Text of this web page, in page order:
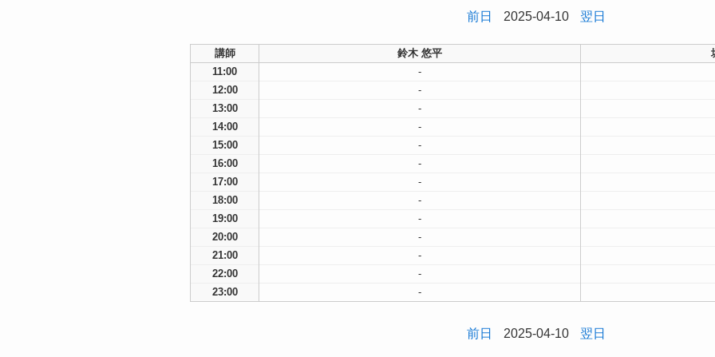
前日 2025-04-10 翌日
講師 鈴木 悠平
11:00
-
12:00
-
13:00
-
14:00
-
15:00
-
16:00
-
17:00
-
18:00
-
19:00
-
20:00
-
21:00
-
22:00
-
23:00
-
前日 2025-04-10 翌日